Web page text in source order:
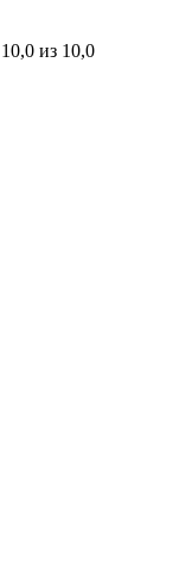
10,0 из 10,0